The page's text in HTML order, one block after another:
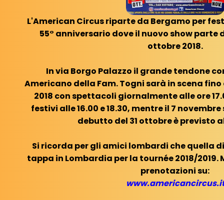
L'American Circus riparte da Bergamo per
55° anniversario dove il nuovo show parte
ottobre 2018.
In via Borgo Palazzo il grande tendone
Americano della Fam. Togni sarà in scena fino
2018 con spettacoli giornalmente alle ore
festivi alle 16.00 e 18.30, mentre il 7
debutto del 31 ottobre è previsto
Si ricorda per gli amici lombardi che quella
tappa in Lombardia per la tournée 2018/
prenotazioni su:
www.americancircus.it